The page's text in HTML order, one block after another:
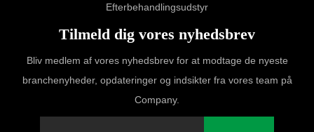
Efterbehandlingsudstyr
Tilmeld dig vores nyhedsbrev
Bliv medlem af vores nyhedsbrev for at modtage de nyeste
branchenyheder, opdateringer og indsikter fra vores team på
Company.